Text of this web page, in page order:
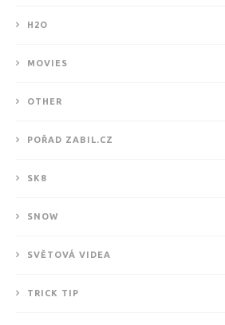
H2O
MOVIES
OTHER
POŘAD ZABIL.CZ
SK8
SNOW
SVĚTOVÁ VIDEA
TRICK TIP